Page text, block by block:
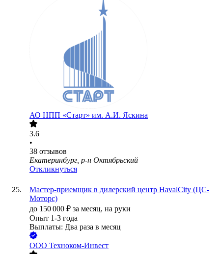
АО НПП «Старт» им. А.И. Яскина
3.6
•
38 отзывов
Екатеринбург, р-н Октябрьский
Откликнуться
Мастер-приемщик в дилерский центр HavalCity (ЦС-
Моторс)
до 150 000 ₽ за месяц, на руки
Опыт 1-3 года
Выплаты: Два раза в месяц
ООО Техноком-Инвест